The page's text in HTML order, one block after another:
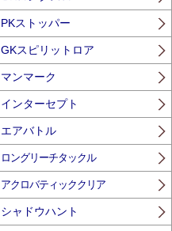
PKストッパー
GKスピリットロア
マンマーク
インターセプト
エアバトル
ロングリーチタックル
アクロバティッククリア
シャドウハント